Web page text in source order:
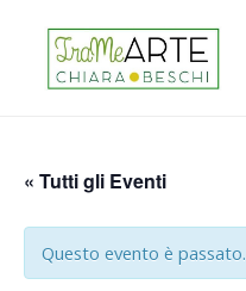
« Tutti gli Eventi
Questo evento è passato.